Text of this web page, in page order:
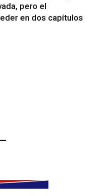
pero el
en dos capítulos